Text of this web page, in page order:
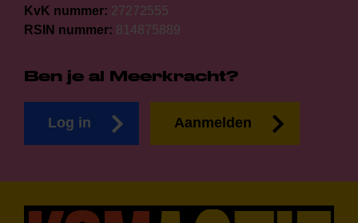
KvK nummer: 27272555
RSIN nummer: 814875889
Ben je al Meerkracht?
Log in Aanmelden